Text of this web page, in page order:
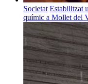
Societat Estabilitzat
químic a Mollet del